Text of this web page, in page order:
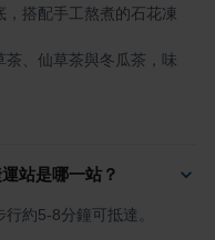
，搭配手工熬煮的石花凍
茶、仙草茶與冬瓜茶，味
站是哪一站？
約5-8分鐘可抵達。